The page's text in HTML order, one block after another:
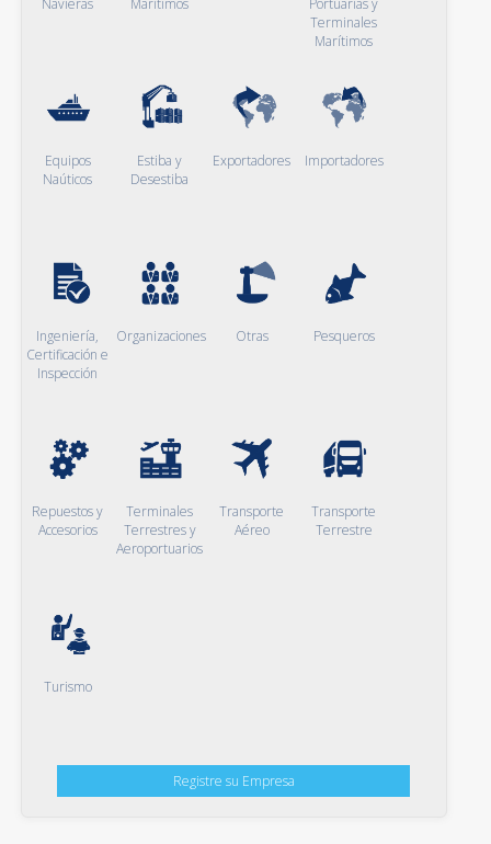
Navieras
Marítimos
Portuarias y
Terminales
Marítimos
Equipos
Naúticos
Estiba y
Desestiba
Exportadores Importadores
Ingeniería,
Certificación e
Inspección
Organizaciones Otras Pesqueros
Repuestos y
Accesorios
Terminales
Terrestres y
Aeroportuarios
Transporte
Aéreo
Transporte
Terrestre
Turismo
Registre su Empresa